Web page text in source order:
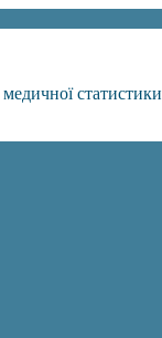
статистики